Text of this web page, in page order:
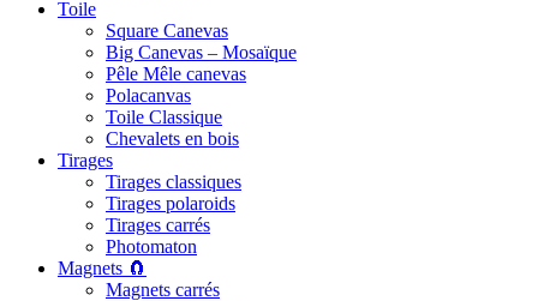
Toile
Square Canevas
Big Canevas – Mosaïque
Pêle Mêle canevas
Polacanvas
Toile Classique
Chevalets en bois
Tirages
Tirages classiques
Tirages polaroids
Tirages carrés
Photomaton
Magnets 🧲
Magnets carrés